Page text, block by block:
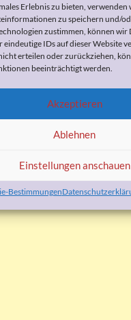
Erlebnis zu bieten, verwenden
zu speichern und/
zustimmen, können wir
IDs auf dieser Website
erteilen oder zurückziehen,
beeinträchtigt werden.
Akzeptieren
Ablehnen
Einstellungen anschauen
Bestimmungen
mit seinen Gästen
www.daserste.de